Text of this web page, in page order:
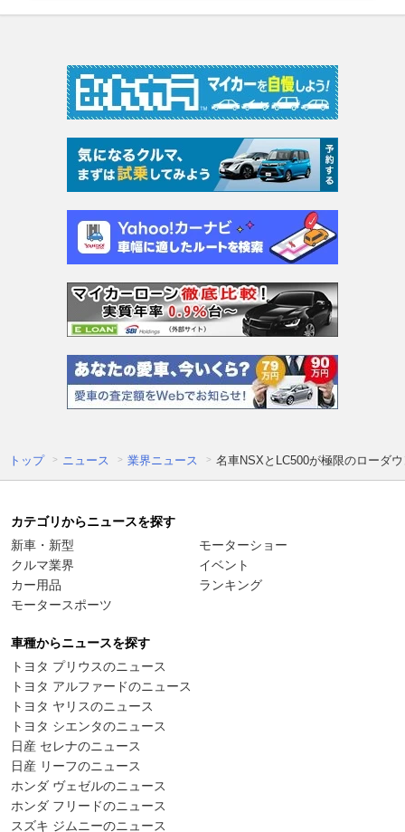
トップ ニュース 業界ニュース 名車NSXとLC500が極限のローダ
カテゴリからニュースを探す
新車・新型
クルマ業界
カー用品
モータースポーツ
モーターショー
イベント
ランキング
車種からニュースを探す
トヨタ プリウスのニュース
トヨタ アルファードのニュース
トヨタ ヤリスのニュース
トヨタ シエンタのニュース
日産 セレナのニュース
日産 リーフのニュース
ホンダ ヴェゼルのニュース
ホンダ フリードのニュース
スズキ ジムニーのニュース